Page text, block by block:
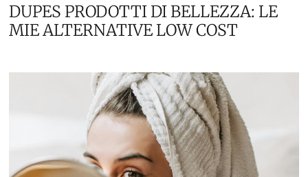
DUPES PRODOTTI DI BELLEZZA: LE
MIE ALTERNATIVE LOW COST